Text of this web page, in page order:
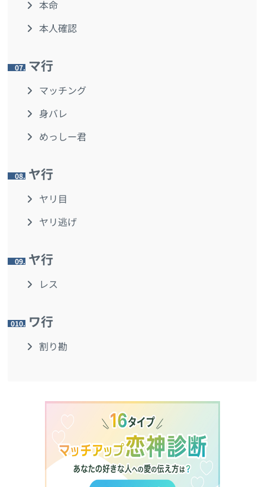
本命
本人確認
7. マ行
マッチング
身バレ
めっしー君
8. ヤ行
ヤリ目
ヤリ逃げ
9. ヤ行
レス
10. ワ行
割り勘